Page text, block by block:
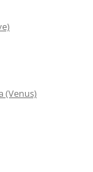
(Venus)